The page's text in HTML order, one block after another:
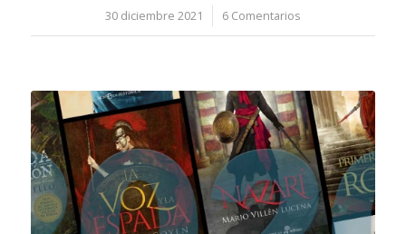
30 diciembre 2021
/ 6 Comentarios